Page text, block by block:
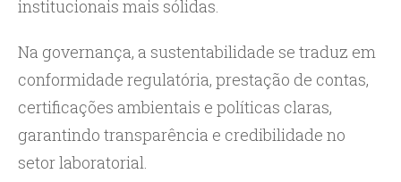
institucionais mais sólidas.
Na governança, a sustentabilidade se traduz em
conformidade regulatória, prestação de contas,
certificações ambientais e políticas claras,
garantindo transparência e credibilidade no
setor laboratorial.